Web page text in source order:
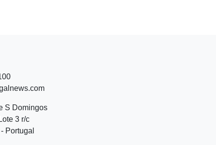
S Domingos
3 r/c
Portugal